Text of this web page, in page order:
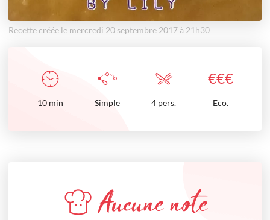
Recette créée le mercredi 20 septembre 2017 à 21h30
€€€
10 min Simple 4 pers. Eco.
Aucune note